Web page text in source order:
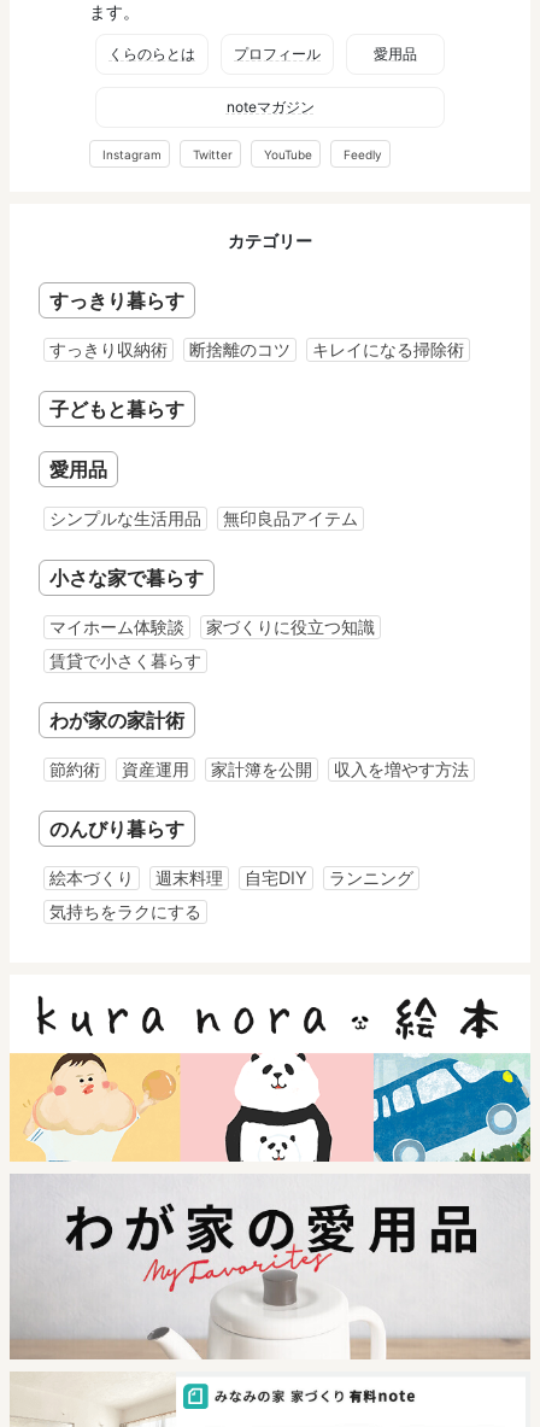
ます。
くらのらとは プロフィール 愛用品
noteマガジン
Instagram Twitter YouTube Feedly
カテゴリー
すっきり暮らす
すっきり収納術 断捨離のコツ キレイになる掃除術
子どもと暮らす
愛用品
シンプルな生活用品 無印良品アイテム
小さな家で暮らす
マイホーム体験談
家づくりに役立つ知識
賃貸で小さく暮らす
わが家の家計術
節約術 資産運用 家計簿を公開 収入を増やす方法
のんびり暮らす
絵本づくり 週末料理 自宅DIY
ランニング
気持ちをラクにする